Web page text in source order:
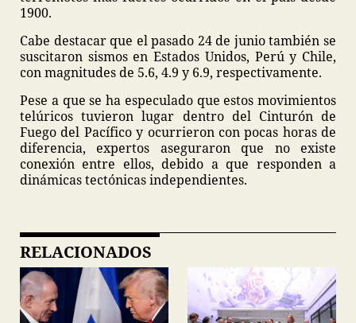
1900.
Cabe destacar que el pasado 24 de junio también se
suscitaron sismos en Estados Unidos, Perú y Chile,
con magnitudes de 5.6, 4.9 y 6.9, respectivamente.
Pese a que se ha especulado que estos movimientos
telúricos tuvieron lugar dentro del Cinturón de
Fuego del Pacífico y ocurrieron con pocas horas de
diferencia, expertos aseguraron que no existe
conexión entre ellos, debido a que responden a
dinámicas tectónicas independientes.
RELACIONADOS